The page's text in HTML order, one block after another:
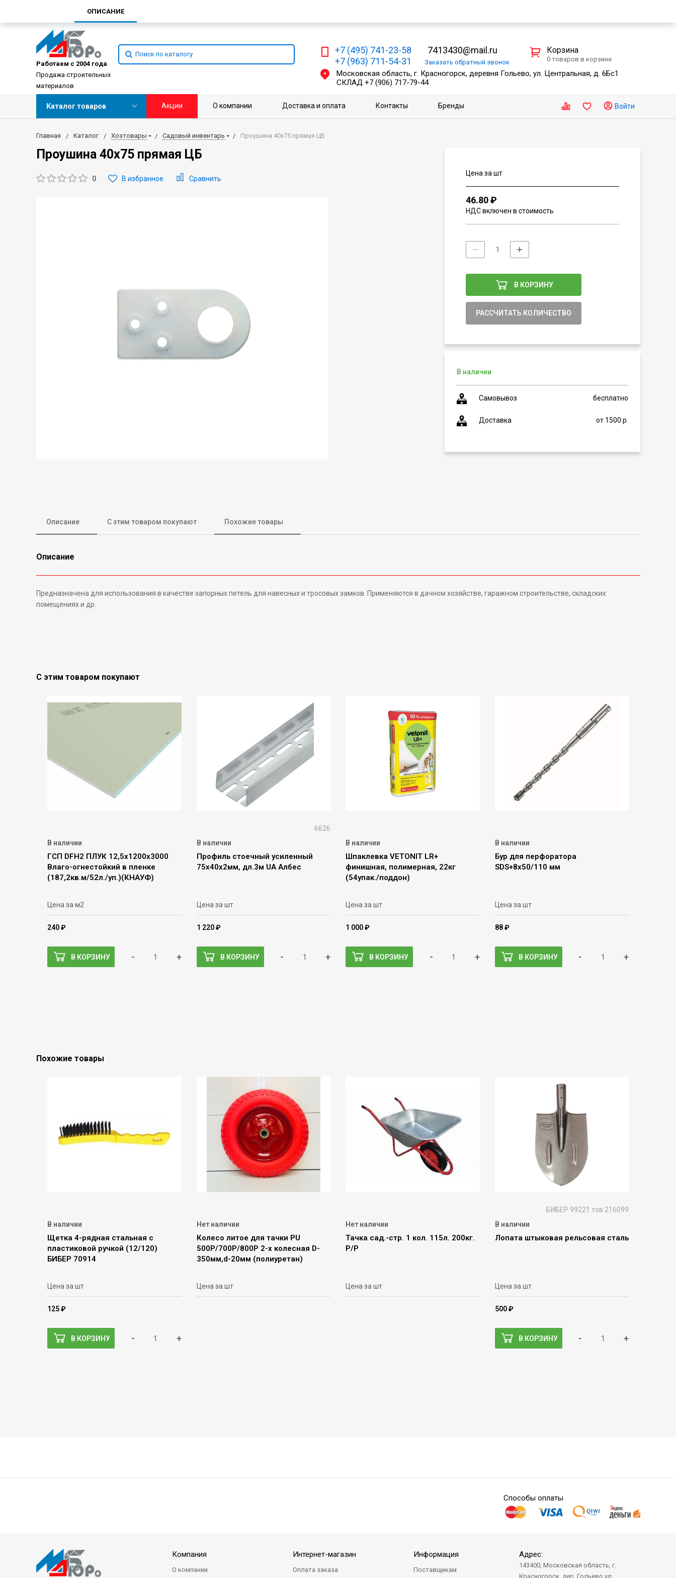
Работаем с 2004 года
Продажа строительных
материалов
+7 (495) 741-23-58
+7 (963) 711-54-31
7413430@mail.ru
Заказать обратный звонок
Московская область, г. Красногорск, деревня Гольево, ул. Центральная, д. 6Бс1
СКЛАД +7 (906) 717-79-44
Корзина
0 товаров в корзине
Каталог товаров Акции О компании Доставка и оплата Контакты Бренды Войти
Главная Каталог Хозтовары Садовый инвентарь Проушина 40х75 прямая ЦБ
Проушина 40х75 прямая ЦБ
0 В избранное Сравнить
Цена за шт
46.80 ₽
НДС включен в стоимость
В КОРЗИНУ
РАССЧИТАТЬ КОЛИЧЕСТВО
В наличии
Самовывоз бесплатно
Доставка от 1500 р.
Описание С этим товаром покупают Похожие товары
Описание
Предназначена для использования в качестве запорных петель для навесных и тросовых замков. Применяются в дачном хозяйстве, гаражном строительстве, складских
помещениях и др.
С этим товаром покупают
В наличии
ГСП DFН2 ПЛУК 12,5х1200х3000
Влаго-огнестойкий в пленке
(187,2кв.м/52л./уп.)(КНАУФ)
Цена за м2
240 ₽
В КОРЗИНУ - +
6626
В наличии
Профиль стоечный усиленный
75х40х2мм, дл.3м UA Албес
Цена за шт
1 220 ₽
В КОРЗИНУ - +
В наличии
Шпаклевка VETONIT LR+
финишная, полимерная, 22кг
(54упак./поддон)
Цена за шт
1 000 ₽
В КОРЗИНУ - +
В наличии
Бур для перфоратора
SDS+8х50/110 мм
Цена за шт
88 ₽
В КОРЗИНУ - +
Похожие товары
В наличии
Щетка 4-рядная стальная с
пластиковой ручкой (12/120)
БИБЕР 70914
Цена за шт
125 ₽
В КОРЗИНУ - +
Нет наличии
Колесо литое для тачки PU
500Р/700Р/800Р 2-х колесная D-
350мм,d-20мм (полиуретан)
Цена за шт
Нет наличии
Тачка сад.-стр. 1 кол. 115л. 200кг.
Р/Р
Цена за шт
БИБЕР 99221 тов 216099
В наличии
Лопата штыковая рельсовая сталь
Цена за шт
500 ₽
В КОРЗИНУ - +
ОПИСАНИЕ
Способы оплаты
Компания
О компании
Интернет-магазин
Оплата заказа
Информация
Поставщикам
Адрес:
143400, Московская область, г.
Красногорск, дер. Гольево ул.